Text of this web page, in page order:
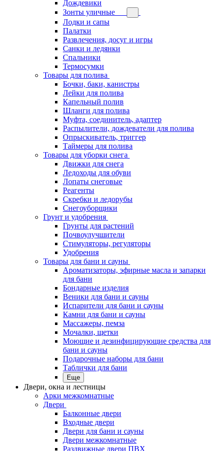
Дождевики
Зонты уличные
Лодки и сапы
Палатки
Развлечения, досуг и игры
Санки и ледянки
Спальники
Термосумки
Товары для полива
Бочки, баки, канистры
Лейки для полива
Капельный полив
Шланги для полива
Муфта, соединитель, адаптер
Распылители, дождеватели для полива
Опрыскиватель, триггер
Таймеры для полива
Товары для уборки снега
Движки для снега
Ледоходы для обуви
Лопаты снеговые
Реагенты
Скребки и ледорубы
Снегоуборщики
Грунт и удобрения
Грунты для растений
Почвоулучшители
Стимуляторы, регуляторы
Удобрения
Товары для бани и сауны
Ароматизаторы, эфирные масла и запарки
для бани
Бондарные изделия
Веники для бани и сауны
Испарители для бани и сауны
Камни для бани и сауны
Массажеры, пемза
Мочалки, щетки
Моющие и дезинфицирующие средства для
бани и сауны
Подарочные наборы для бани
Таблички для бани
Еще
Двери, окна и лестницы
Арки межкомнатные
Двери
Балконные двери
Входные двери
Двери для бани и сауны
Двери межкомнатные
Раздвижные двери ПВХ